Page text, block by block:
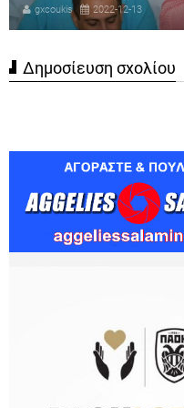
gxcoukis 2022-12-13
Δημοσίευση σχολίου